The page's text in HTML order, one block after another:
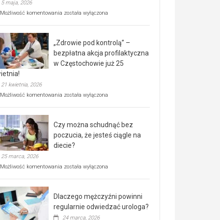
5 maja, 2026
Możliwość komentowania Rusza
rehabilitacji
dla
seniorów!
została wyłączona
„Zdrowie pod kontrolą” –
bezpłatna akcja profilaktyczna
w Częstochowie już 25
21 kwietnia, 2026
Możliwość komentowania „Zdrowie
bezpłatna
akcja
profilaktyczna
w
już
kwietnia!
została wyłączona
Czy można schudnąć bez
poczucia, że jesteś ciągle na
diecie?
25 marca, 2026
Możliwość komentowania Czy
poczucia,
że
została wyłączona
Dlaczego mężczyźni powinni
regularnie odwiedzać urologa?
24 marca, 2026